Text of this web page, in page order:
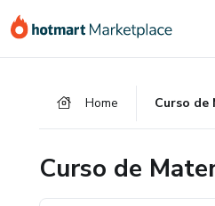
para
para
para
Home
Curso de